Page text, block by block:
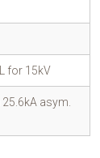
for 15kV
asym.